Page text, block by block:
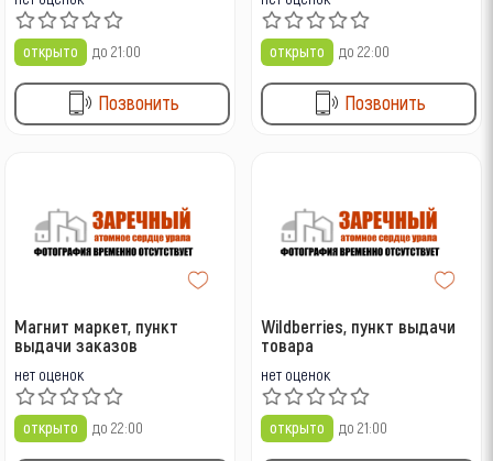
открыто до 21:00
Позвонить
открыто до 22:00
Позвонить
Магнит маркет, пункт
выдачи заказов
нет оценок
открыто до 22:00
Wildberries, пункт выдачи
товара
нет оценок
открыто до 21:00